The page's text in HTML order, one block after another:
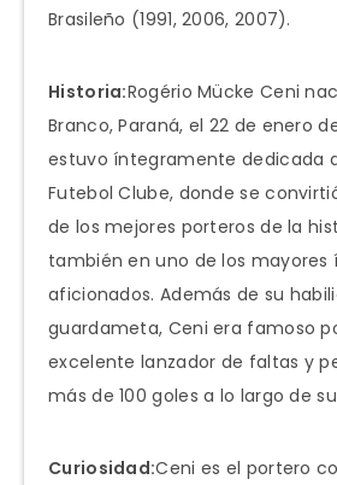
Brasileño (1991, 2006, 2007).
Historia:Rogério Mücke Ceni
Branco, Paraná, el 22 de enero
estuvo íntegramente dedicada
Futebol Clube, donde se
de los mejores porteros de la
también en uno de los mayores
aficionados. Además de su
guardameta, Ceni era famoso
excelente lanzador de faltas y
más de 100 goles a lo largo de
Curiosidad:Ceni es el portero